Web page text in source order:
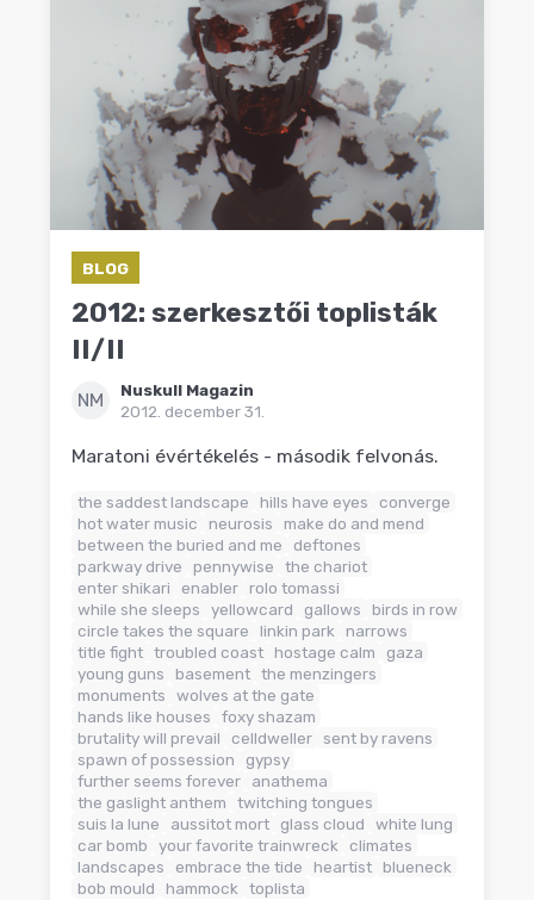
BLOG
2012: szerkesztői toplisták
II/II
NM
Nuskull Magazin
2012. december 31.
Maratoni évértékelés - második felvonás.
the saddest landscape hills have eyes
converge
hot water music
neurosis
make do and mend
between the buried and me
deftones
parkway drive
pennywise
the chariot
enter shikari
enabler rolo tomassi
while she sleeps
yellowcard gallows
birds in row
circle takes the square
linkin park
narrows
title fight troubled coast hostage calm
gaza
young guns
basement the menzingers
monuments
wolves at the gate
hands like houses
foxy shazam
brutality will prevail
celldweller sent by ravens
spawn of possession
gypsy
further seems forever
anathema
the gaslight anthem
twitching tongues
suis la lune
aussitot mort glass cloud
white lung
car bomb
your favorite trainwreck
climates
landscapes
embrace the tide heartist blueneck
bob mould
hammock toplista